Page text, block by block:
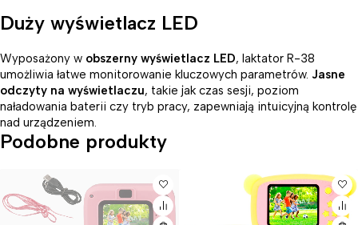
Duży wyświetlacz LED
Wyposażony w obszerny wyświetlacz LED, laktator R-38
umożliwia łatwe monitorowanie kluczowych parametrów. Jasne
odczyty na wyświetlaczu, takie jak czas sesji, poziom
naładowania baterii czy tryb pracy, zapewniają intuicyjną kontrolę
nad urządzeniem.
Podobne produkty